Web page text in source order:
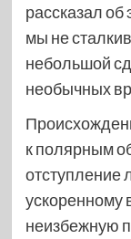
рассказал
мы не
небольшой
необычных
к полярным
отступление
неизбежную